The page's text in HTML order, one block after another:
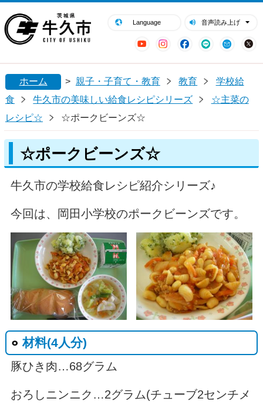
Language 音声読み上げ
YouTubeInstagram
Facebook
LINE Mail
閉じる
ホーム > 親子・子育て・教育 教育
学校給
食
牛久市の美味しい給食レシピシリーズ
☆主菜の
レシピ☆
☆ポークビーンズ☆
☆ポークビーンズ☆
牛久市の学校給食レシピ紹介シリーズ♪
今回は、岡田小学校のポークビーンズです。
材料(4人分)
豚ひき肉…68グラム
おろしニンニク…2グラム(チューブ2センチメ